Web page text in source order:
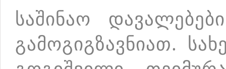
საშინაო
გამოგიგზავნიათ.